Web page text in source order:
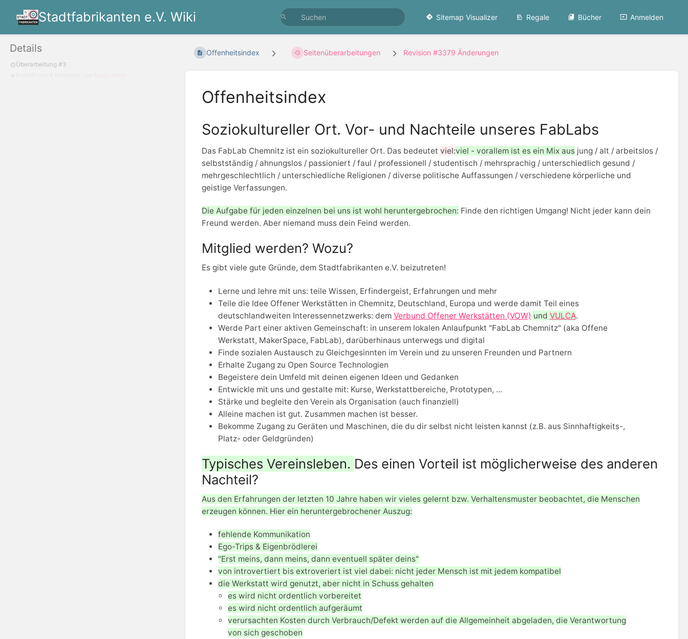
Stadtfabrikanten e.V. Wiki Sitemap Visualizer Regale Bücher Anmelden
Details
Überarbeitung #3
Mario Voigt
Offenheitsindex Seitenüberarbeitungen Revision #3379 Änderungen
Offenheitsindex
Soziokultureller Ort. Vor- und Nachteile unseres FabLabs
Das FabLab Chemnitz ist ein soziokultureller Ort. Das bedeutet viel:viel - vorallem ist es ein Mix ausjung / alt / arbeitslos /
selbstständig / ahnungslos / passioniert / faul / professionell / studentisch / mehrsprachig / unterschiedlich gesund /
mehrgeschlechtlich / unterschiedliche Religionen / diverse politische Auffassungen / verschiedene körperliche und
geistige Verfassungen.
Die Aufgabe für jeden einzelnen bei uns ist wohl heruntergebrochen: Finde den richtigen Umgang! Nicht jeder kann dein
Freund werden. Aber niemand muss dein Feind werden.
Mitglied werden? Wozu?
Es gibt viele gute Gründe, dem Stadtfabrikanten e.V. beizutreten!
Lerne und lehre mit uns: teile Wissen, Erfindergeist, Erfahrungen und mehr
Teile die Idee Offener Werkstätten in Chemnitz, Deutschland, Europa und werde damit Teil eines
deutschlandweiten Interessennetzwerks: dem Verbund Offener Werkstätten (VOW) und VULCA.
Werde Part einer aktiven Gemeinschaft: in unserem lokalen Anlaufpunkt "FabLab Chemnitz" (aka Offene
Werkstatt, MakerSpace, FabLab), darüberhinaus unterwegs und digital
Finde sozialen Austausch zu Gleichgesinnten im Verein und zu unseren Freunden und Partnern
Erhalte Zugang zu Open Source Technologien
Begeistere dein Umfeld mit deinen eigenen Ideen und Gedanken
Entwickle mit uns und gestalte mit: Kurse, Werkstattbereiche, Prototypen, ...
Stärke und begleite den Verein als Organisation (auch finanziell)
Alleine machen ist gut. Zusammen machen ist besser.
Bekomme Zugang zu Geräten und Maschinen, die du dir selbst nicht leisten kannst (z.B. aus Sinnhaftigkeits-,
Platz- oder Geldgründen)
Typisches Vereinsleben. Des einen Vorteil ist möglicherweise des anderen
Nachteil?
Aus den Erfahrungen der letzten 10 Jahre haben wir vieles gelernt bzw. Verhaltensmuster beobachtet, die Menschen
erzeugen können. Hier ein heruntergebrochener Auszug:
fehlende Kommunikation
Ego-Trips & Eigenbrödlerei
"Erst meins, dann meins, dann eventuell später deins"
von introvertiert bis extroveriert ist viel dabei: nicht jeder Mensch ist mit jedem kompatibel
die Werkstatt wird genutzt, aber nicht in Schuss gehalten
es wird nicht ordentlich vorbereitet
es wird nicht ordentlich aufgeräumt
verursachten Kosten durch Verbrauch/Defekt werden auf die Allgemeinheit abgeladen, die Verantwortung
von sich geschoben